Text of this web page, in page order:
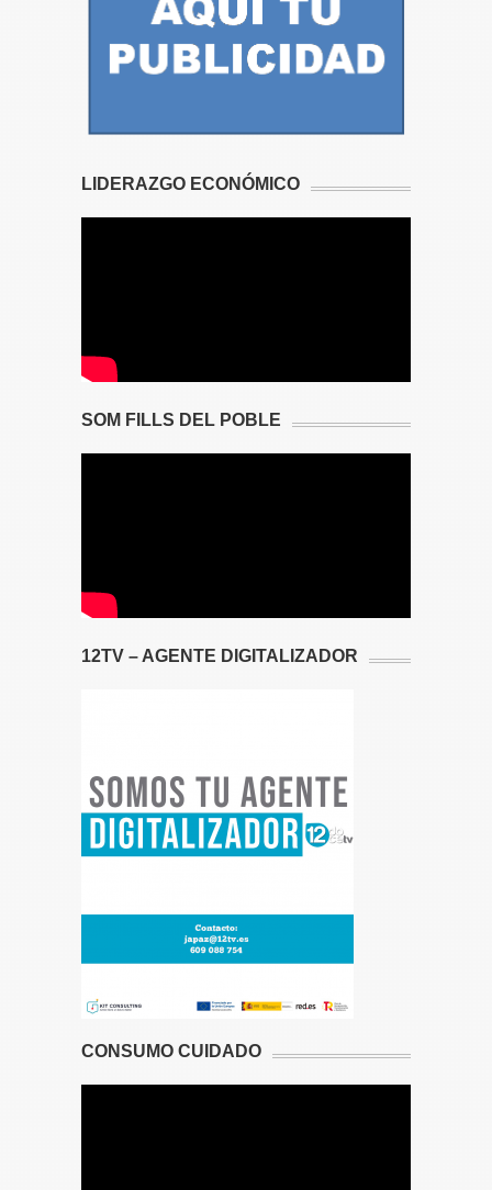
LIDERAZGO ECONÓMICO
SOM FILLS DEL POBLE
12TV – AGENTE DIGITALIZADOR
CONSUMO CUIDADO